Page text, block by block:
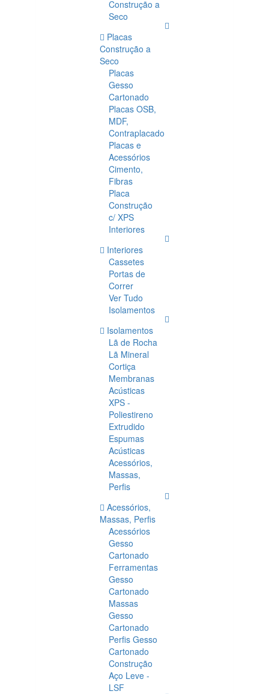
Construção a
Seco
Placas
Construção a
Seco
Placas
Gesso
Cartonado
Placas OSB,
MDF,
Contraplacado
Placas e
Acessórios
Cimento,
Fibras
Placa
Construção
c/ XPS
Interiores
Interiores
Cassetes
Portas de
Correr
Ver Tudo
Isolamentos
Isolamentos
Lã de Rocha
Lã Mineral
Cortiça
Membranas
Acústicas
XPS -
Poliestireno
Extrudido
Espumas
Acústicas
Acessórios,
Massas,
Perfis
Acessórios,
Massas, Perfis
Acessórios
Gesso
Cartonado
Ferramentas
Gesso
Cartonado
Massas
Gesso
Cartonado
Perfis Gesso
Cartonado
Construção
Aço Leve -
LSF